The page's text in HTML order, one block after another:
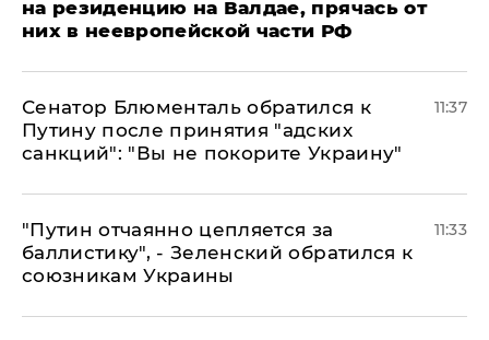
на резиденцию на Валдае, прячась от
них в неевропейской части РФ
Сенатор Блюменталь обратился к
Путину после принятия "адских
санкций": "Вы не покорите Украину"
11:37
"Путин отчаянно цепляется за
баллистику", - Зеленский обратился к
союзникам Украины
11:33